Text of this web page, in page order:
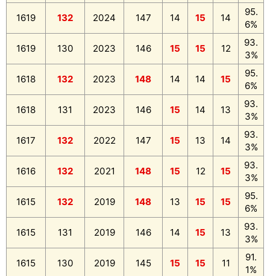
1619 132 2024 147 14 15 14
95.
6%
1619 130 2023 146 15 15 12
93.
3%
1618 132 2023 148 14 14 15
95.
6%
1618 131 2023 146 15 14 13
93.
3%
1617 132 2022 147 15 13 14
93.
3%
1616 132 2021 148 15 12 15
93.
3%
1615 132 2019 148 13 15 15
95.
6%
1615 131 2019 146 14 15 13
93.
3%
1615 130 2019 145 15 15 11
91.
1%